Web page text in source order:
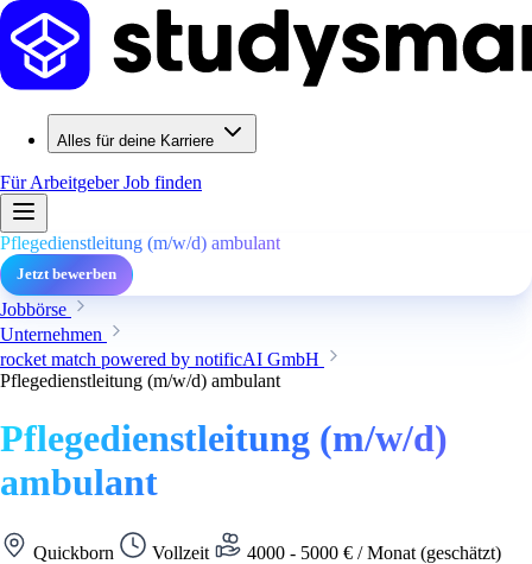
Alles für deine Karriere
Für ArbeitgeberJob finden
Pflegedienstleitung (m/w/d) ambulant
Jetzt bewerben
Jobbörse
Unternehmen
rocket match powered by notificAI GmbH
Pflegedienstleitung (m/w/d) ambulant
Pflegedienstleitung (m/w/d)
ambulant
Quickborn Vollzeit
4000 - 5000 € / Monat (geschätzt)